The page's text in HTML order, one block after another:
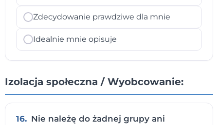
Zdecydowanie prawdziwe dla mnie
Idealnie mnie opisuje
Izolacja społeczna / Wyobcowanie:
16. Nie należę do żadnej grupy ani